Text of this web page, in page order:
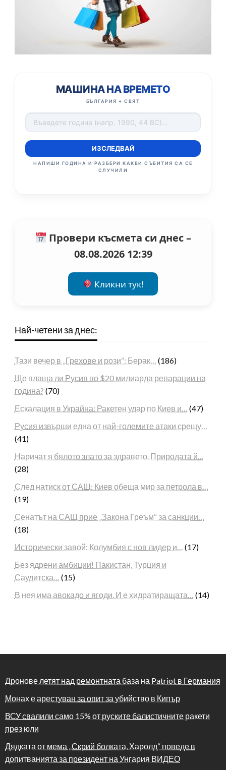
МАШИНА НА ВРЕМЕТО
БЪЛГАРИЯ + СВЯТ
ИЗСЛЕДВАЙ
НАПИШИ ГОДИНА И РАЗБЕРИ КАКВИ СЪБИТИЯ СА СЕ
СЛУЧИЛИ
Провери късмета си днес –
08.08.2026 12:39
Кликни тук!
Най-четени за днес:
Тази вечер в „Грехове и рози“: Берак…
(186)
Ще плаща ли Русия по $20 милиарда репарации на
година? (70)
Ескалация в Украйна: Ракетен удар по Киев и…
(47)
Русия извърши една от най-големите атаки срещу…
(41)
Наричат я бялото злато за здравето. Природата й…
(28)
След натиск от САЩ: Киев обеща мир за петрола в…
(19)
Сенатът на САЩ прие „Закона Греъм“ за санкции…
(18)
Исторически завой: Колумбия с нов лидер и…
(17)
Без ядрени амбиции! Пакистан, Турция и
Саудитска…
(15)
В нея има авокадо и ягоди. И е хидратиращата…
(14)
Дронове летят над ремонтната база на Patriot в Германия
Монах е арестуван за опит за убийство в Кипър
ВСУ свалили само 15% от руските балистичните ракети
през юли
Дядката от мема „Скрий болката, Харолд“ поведе в
допитванията за президент на Унгария ВИДЕО